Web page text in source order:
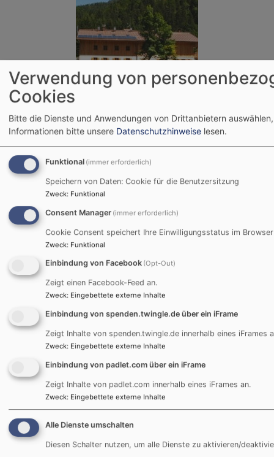
Bildrechte Evang. Dekanat
Jugendbildungshaus Wiedhölzlkaser
Reit im Winkl
www.wiedhoelzlkaser.de
Bei Anfragen wenden Sie sich bitte an:
Evang. Jugend im Dekanat Traunstein
Martin-Luther-Platz 2
83278 Traunstein
Tel. 0861 / 989 67 20
wiedhoelzlkaser@elkb.de
Verwendung von
Cookies
Bitte die Dienste und Anwendungen von Drittanbietern
Informationen bitte unsere Datenschutzhinweise lesen.
Funktional (immer erforderlich)
Speichern von Daten: Cookie für die Benutzersitzung
Zweck: Funktional
Consent Manager (immer erforderlich)
Cookie Consent speichert Ihre Einwilligungsstatus im Browser
Zweck: Funktional
Einbindung von Facebook (Opt-Out)
Zeigt einen Facebook-Feed an.
Zweck: Eingebettete externe Inhalte
Einbindung von spenden.twingle.de über ein iFrame
Zeigt Inhalte von spenden.twingle.de innerhalb eines iFrames
Zweck: Eingebettete externe Inhalte
Einbindung von padlet.com über ein iFrame
Zeigt Inhalte von padlet.com innerhalb eines iFrames an.
Zweck: Eingebettete externe Inhalte
Alle Dienste umschalten
Diesen Schalter nutzen, um alle Dienste zu aktivieren/